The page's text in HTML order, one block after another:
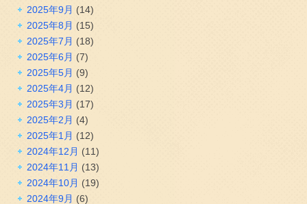
2025年9月 (14)
2025年8月 (15)
2025年7月 (18)
2025年6月 (7)
2025年5月 (9)
2025年4月 (12)
2025年3月 (17)
2025年2月 (4)
2025年1月 (12)
2024年12月 (11)
2024年11月 (13)
2024年10月 (19)
2024年9月 (6)